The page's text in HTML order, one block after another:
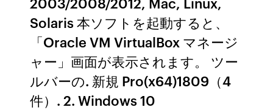
Solaris 本ソフトを起動すると、
「Oracle VM VirtualBox マネージ
ャー」画面が表示されます。 ツー
ルバーの. 新規 Pro(x64)1809（4
件）. 2. Windows 10